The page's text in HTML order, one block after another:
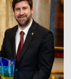
ANKETLER
FOTO GALERİ
VİDEO GALERİ
KÜNYE